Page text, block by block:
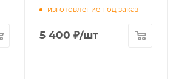
изготовление под заказ
5 400 ₽/шт